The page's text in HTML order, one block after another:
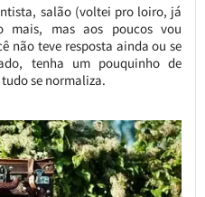
salão (voltei pro loiro, já
mais, mas aos poucos vou
não teve resposta ainda ou se
tenha um pouquinho de
se normaliza.